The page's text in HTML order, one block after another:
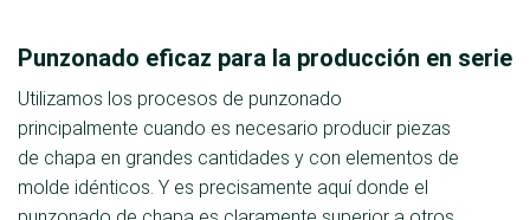
Punzonado eficaz para la producción en serie
Utilizamos los procesos de punzonado
principalmente cuando es necesario producir piezas
de chapa en grandes cantidades y con elementos de
molde idénticos. Y es precisamente aquí donde el